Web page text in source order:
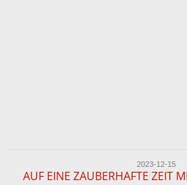
2023-12-15
AUF EINE ZAUBERHAFTE ZEIT